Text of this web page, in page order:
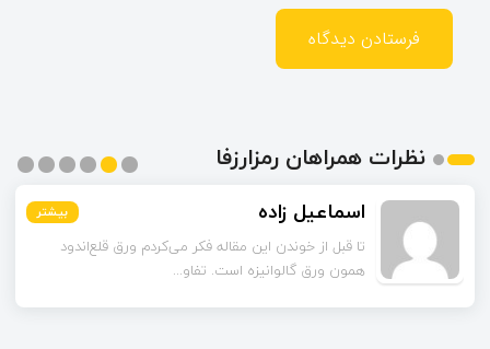
نظرات همراهان رمزارزفا
بیشتر اسماعیل زاده بیشتر
تا قبل از خوندن این مقاله فکر می‌کردم ورق قلع‌اندود
همون ورق گالوانیزه است. تفاو...
بیشتر
بیشتر
بیشتر
بیشتر